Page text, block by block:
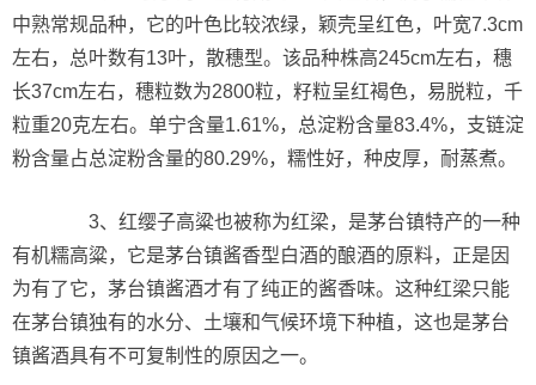
中熟常规品种，它的叶色比较浓绿，颖壳呈红色，叶宽7.3cm
左右，总叶数有13叶，散穗型。该品种株高245cm左右，穗
长37cm左右，穗粒数为2800粒，籽粒呈红褐色，易脱粒，千
粒重20克左右。单宁含量1.61%，总淀粉含量83.4%，支链淀
粉含量占总淀粉含量的80.29%，糯性好，种皮厚，耐蒸煮。
3、红缨子高粱也被称为红梁，是茅台镇特产的一种
有机糯高粱，它是茅台镇酱香型白酒的酿酒的原料，正是因
为有了它，茅台镇酱酒才有了纯正的酱香味。这种红梁只能
在茅台镇独有的水分、土壤和气候环境下种植，这也是茅台
镇酱酒具有不可复制性的原因之一。